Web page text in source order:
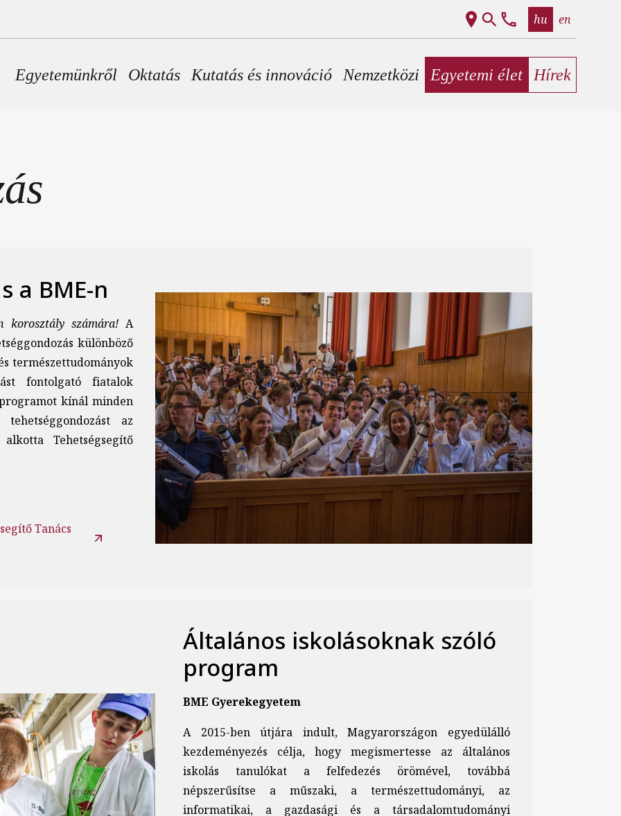
hu en
Fő navigáció
Egyetemünkről Oktatás Kutatás és innováció Nemzetközi Egyetemi élet Hírek
a BME-n
korosztály számára! A
különböző
természettudományok
fontolgató fiatalok
kínál minden
az
alkotta Tehetségsegítő
Tanács
Kép
Általános iskolásoknak szóló
program
BME Gyerekegyetem
A 2015-ben útjára indult, Magyarországon egyedülálló
kezdeményezés célja, hogy megismertesse az általános
iskolás tanulókat a felfedezés örömével, továbbá
népszerűsítse a műszaki, a természettudományi, az
informatikai, a gazdasági és a társadalomtudományi